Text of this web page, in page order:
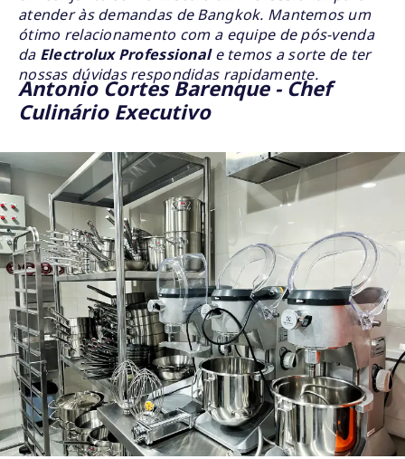
atender às demandas de Bangkok. Mantemos um
ótimo relacionamento com a equipe de pós-venda
da Electrolux Professionale temos a sorte de ter
nossas dúvidas respondidas rapidamente.
Antonio Cortes Barenque - Chef
Culinário Executivo